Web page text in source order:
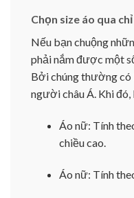
Chọn size áo qua
Nếu bạn chuộng
phải nắm được một
Bởi chúng thường
người châu Á. Khi đó,
Áo nữ: Tính
chiều cao.
Áo nữ: Tính